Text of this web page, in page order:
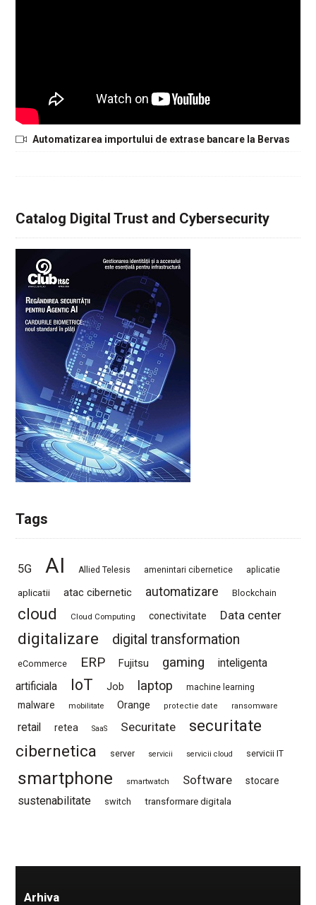
Automatizarea importului de extrase bancare la Bervas
Catalog Digital Trust and Cybersecurity
Tags
5G AI Allied Telesis amenintari cibernetice aplicatie
aplicatii atac cibernetic automatizare Blockchain
cloud Cloud Computing conectivitate Data center
digitalizare digital transformation
eCommerce ERP Fujitsu gaming
inteligenta
artificiala
IoT Job laptop machine learning
malware mobilitate Orange protectie date ransomware
retail retea SaaS Securitate
securitate
cibernetica
server servicii servicii cloud servicii IT
smartphone smartwatch Software stocare
sustenabilitate switch transformare digitala
Arhiva